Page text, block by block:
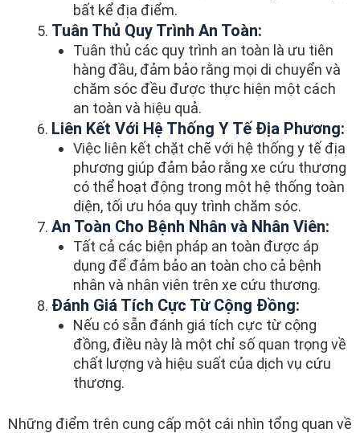
bất kể địa điểm.
Tuân Thủ Quy Trình An Toàn:
Tuân thủ các quy trình an toàn là ưu tiên
hàng đầu, đảm bảo rằng mọi di chuyển và
chăm sóc đều được thực hiện một cách
an toàn và hiệu quả.
Liên Kết Với Hệ Thống Y Tế Địa Phương:
Việc liên kết chặt chẽ với hệ thống y tế địa
phương giúp đảm bảo rằng xe cứu thương
có thể hoạt động trong một hệ thống toàn
diện, tối ưu hóa quy trình chăm sóc.
An Toàn Cho Bệnh Nhân và Nhân Viên:
Tất cả các biện pháp an toàn được áp
dụng để đảm bảo an toàn cho cả bệnh
nhân và nhân viên trên xe cứu thương.
Đánh Giá Tích Cực Từ Cộng Đồng:
Nếu có sẵn đánh giá tích cực từ cộng
đồng, điều này là một chỉ số quan trọng về
chất lượng và hiệu suất của dịch vụ cứu
thương.
Những điểm trên cung cấp một cái nhìn tổng quan về